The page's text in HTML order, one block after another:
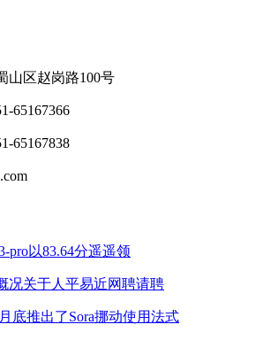
山区赵岗路100号
65167366
65167838
pro以83.64分遥遥领
况关于人平易近网聘请聘
底推出了Sora挪动使用法式